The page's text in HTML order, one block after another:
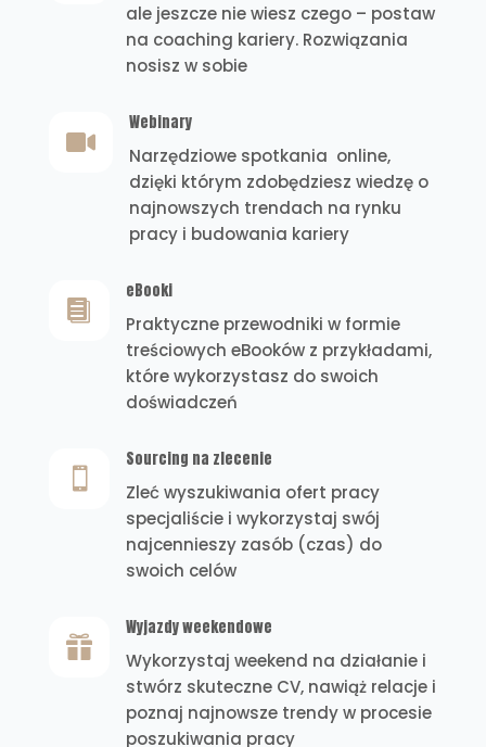
ale jeszcze nie wiesz czego – postaw
na coaching kariery. Rozwiązania
nosisz w sobie

Webinary
Narzędziowe spotkania online,
dzięki którym zdobędziesz wiedzę o
najnowszych trendach na rynku
pracy i budowania kariery

eBooki
Praktyczne przewodniki w formie
treściowych eBooków z przykładami,
które wykorzystasz do swoich
doświadczeń

Sourcing na zlecenie
Zleć wyszukiwania ofert pracy
specjaliście i wykorzystaj swój
najcennieszy zasób (czas) do
swoich celów

Wyjazdy weekendowe
Wykorzystaj weekend na działanie i
stwórz skuteczne CV, nawiąż relacje i
poznaj najnowsze trendy w procesie
poszukiwania pracy